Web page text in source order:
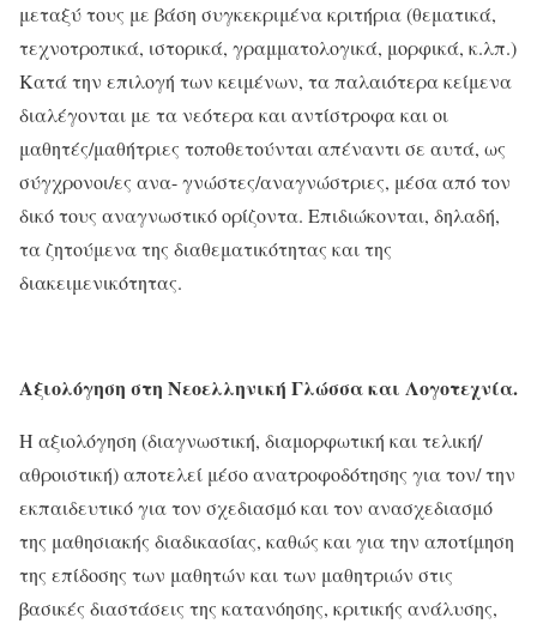
μεταξύ τους με βάση συγκεκριμένα κριτήρια (θεματικά,
τεχνοτροπικά, ιστορικά, γραμματολογικά, μορφικά, κ.λπ.)
Κατά την επιλογή των κειμένων, τα παλαιότερα κείμενα
διαλέγονται με τα νεότερα και αντίστροφα και οι
μαθητές/μαθήτριες τοποθετούνται απέναντι σε αυτά, ως
σύγχρονοι/ες ανα- γνώστες/αναγνώστριες, μέσα από τον
δικό τους αναγνωστικό ορίζοντα. Επιδιώκονται, δηλαδή,
τα ζητούμενα της διαθεματικότητας και της
διακειμενικότητας.
Αξιολόγηση στη Νεοελληνική Γλώσσα και Λογοτεχνία.
Η αξιολόγηση (διαγνωστική, διαμορφωτική και τελική/
αθροιστική) αποτελεί μέσο ανατροφοδότησης για τον/ την
εκπαιδευτικό για τον σχεδιασμό και τον ανασχεδιασμό
της μαθησιακής διαδικασίας, καθώς και για την αποτίμηση
της επίδοσης των μαθητών και των μαθητριών στις
βασικές διαστάσεις της κατανόησης, κριτικής ανάλυσης,